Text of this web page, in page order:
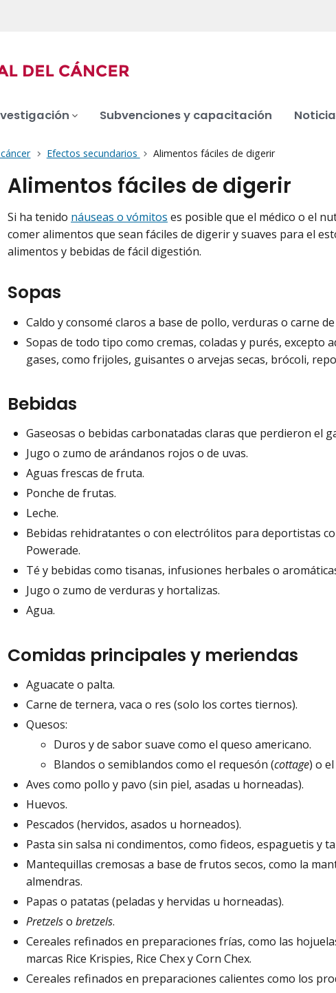
Subvenciones y capacitación
Efectos secundarios Alimentos fáciles de digerir
Alimentos fáciles de digerir
Si ha tenido náuseas o vómitos es posible que el médico o el
comer alimentos que sean fáciles de digerir y suaves para el
alimentos y bebidas de fácil digestión.
Sopas
Caldo y consomé claros a base de pollo, verduras o carne
Sopas de todo tipo como cremas, coladas y purés, excepto
gases, como frijoles, guisantes o arvejas secas, brócoli,
Bebidas
Gaseosas o bebidas carbonatadas claras que perdieron el
Jugo o zumo de arándanos rojos o de uvas.
Aguas frescas de fruta.
Ponche de frutas.
Leche.
Bebidas rehidratantes o con electrólitos para deportistas
Powerade.
Té y bebidas como tisanas, infusiones herbales o
Jugo o zumo de verduras y hortalizas.
Agua.
Comidas principales y meriendas
Aguacate o palta.
Carne de ternera, vaca o res (solo los cortes tiernos).
Quesos:
Duros y de sabor suave como el queso americano.
Blandos o semiblandos como el requesón (cottage) o
Aves como pollo y pavo (sin piel, asadas u horneadas).
Huevos.
Pescados (hervidos, asados u horneados).
Pasta sin salsa ni condimentos, como fideos, espaguetis y
Mantequillas cremosas a base de frutos secos, como la
almendras.
Papas o patatas (peladas y hervidas u horneadas).
Pretzelso bretzels.
Cereales refinados en preparaciones frías, como las
marcas Rice Krispies, Rice Chex y Corn Chex.
Cereales refinados en preparaciones calientes como los